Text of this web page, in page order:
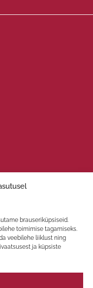
brauseriküpsiseid.
toimimise tagamiseks.
veebilehe liiklust ning
ja küpsiste